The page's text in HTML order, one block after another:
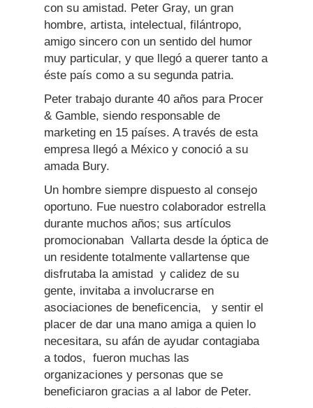
con su amistad. Peter Gray, un gran
hombre, artista, intelectual, filántropo,
amigo sincero con un sentido del humor
muy particular, y que llegó a querer tanto a
éste país como a su segunda patria.
Peter trabajo durante 40 años para Procer
& Gamble, siendo responsable de
marketing en 15 países. A través de esta
empresa llegó a México y conoció a su
amada Bury.
Un hombre siempre dispuesto al consejo
oportuno. Fue nuestro colaborador estrella
durante muchos años; sus artículos
promocionaban Vallarta desde la óptica de
un residente totalmente vallartense que
disfrutaba la amistad y calidez de su
gente, invitaba a involucrarse en
asociaciones de beneficencia, y sentir el
placer de dar una mano amiga a quien lo
necesitara, su afán de ayudar contagiaba
a todos, fueron muchas las
organizaciones y personas que se
beneficiaron gracias a al labor de Peter.